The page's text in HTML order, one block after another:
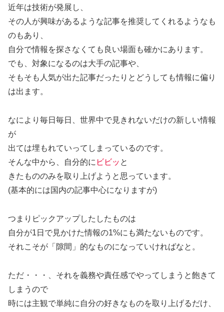
近年は技術が発展し、
その人が興味があるような記事を推奨してくれるようなも
のもあり、
自分で情報を探さなくても良い場面も確かにあります。
でも、対象になるのは大手の記事や、
そもそも人気が出た記事だったりとどうしても情報に偏り
は出ます。
なにより毎日毎日、世界中で見きれないだけの新しい情報
が
出ては埋もれていってしまっているのです。
そんな中から、自分的に ビビッ と
きたもののみを取り上げようと思っています。
(基本的には国内の記事中心になりますが)
つまりピックアップしたしたものは
自分が1日で見かけた情報の1%にも満たないものです。
それこそが「隙間」的なものになっていければなと。
ただ・・・、それを義務や責任感でやってしまうと飽きて
しまうので
時には主観で単純に自分の好きなものを取り上げるだけ、